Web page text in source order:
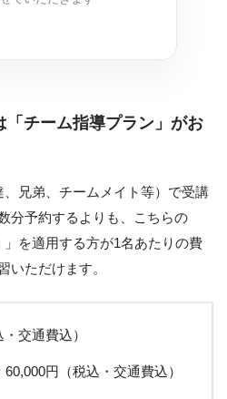
「チーム指導プラン」がお
兄弟、チームメイト等）で受講
分予約するよりも、こちらの
」を適用する方が1名あたりの費
いただけます。
交通費込）
60,000円（税込・交通費込）